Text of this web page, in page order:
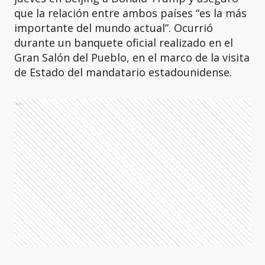
que la relación entre ambos países “es la más
importante del mundo actual”. Ocurrió
durante un banquete oficial realizado en el
Gran Salón del Pueblo, en el marco de la visita
de Estado del mandatario estadounidense.
Ads